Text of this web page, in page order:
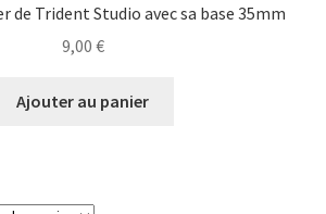
de Trident Studio avec sa base 35mm
9,00 €
Ajouter au panier